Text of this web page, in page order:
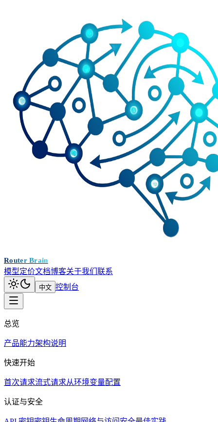
Router Brain
模型定价文档博客关于我们 联系
中文 控制台
总览
产品能力架构说明
快速开始
首次请求流式请求从环境变量配置
认证与安全